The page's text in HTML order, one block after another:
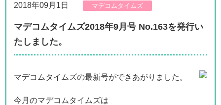
2018年09月1日 マデコムタイムズ
マデコムタイムズ2018年9月号 No.163を発行い
たしました。
マデコムタイムズの最新号ができあがりました。
今月のマデコムタイムズは